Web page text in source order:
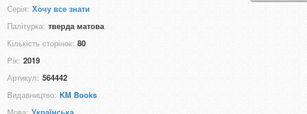
Серія: Хочу все знати
Палітурка: тверда матова
Кількість сторінок: 80
Рік: 2019
Артикул: 564442
Видавництво: KM Books